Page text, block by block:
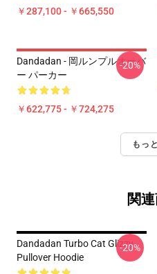
￥287,100 - ￥665,550
Dandadan - 岡ルンプルオーバ
ー パーカー
￥622,775 - ￥724,275
-20%
もっ
関
Dandadan Turbo Cat Glizzy
Pullover Hoodie
-20%